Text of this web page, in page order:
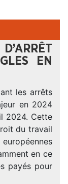
EN
les arrêts
en 2024
2024. Cette
du travail
en ce
payés pour